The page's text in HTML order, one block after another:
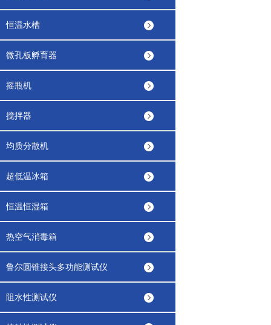
恒温水槽
微孔板孵育器
摇瓶机
搅拌器
均质分散机
超低温冰箱
恒温恒湿箱
热空气消毒箱
鲁尔圆锥接头多功能测试仪
阻水性测试仪